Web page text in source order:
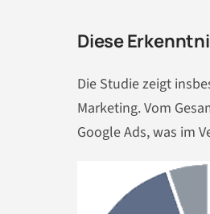
Diese
Die Studie zeigt
Marketing. Vom
Google Ads, was im